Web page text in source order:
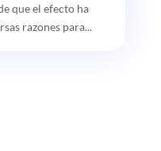
que el efecto ha
razones para...